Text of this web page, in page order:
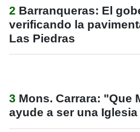
2 Barranqueras: El
verificando la
Las Piedras
3 Mons. Carrara: "Que
ayude a ser una